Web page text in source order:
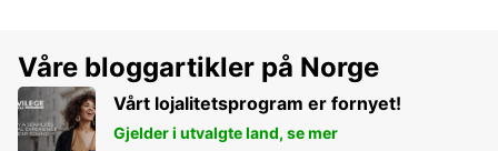
Våre bloggartikler på Norge
Vårt lojalitetsprogram er fornyet!
Gjelder i utvalgte land, se mer